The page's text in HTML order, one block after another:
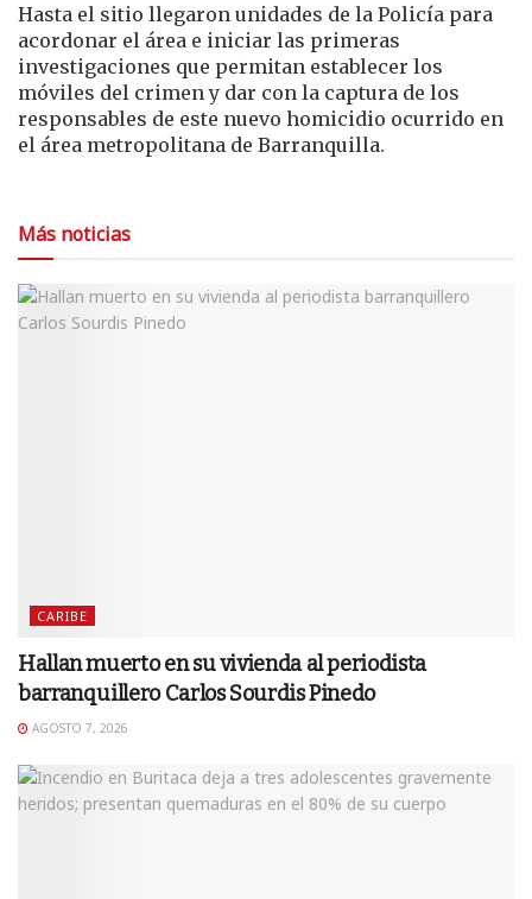
Hasta el sitio llegaron unidades de la Policía para
acordonar el área e iniciar las primeras
investigaciones que permitan establecer los
móviles del crimen y dar con la captura de los
responsables de este nuevo homicidio ocurrido en
el área metropolitana de Barranquilla.
Más noticias
CARIBE
Hallan muerto en su vivienda al periodista
barranquillero Carlos Sourdis Pinedo
AGOSTO 7, 2026